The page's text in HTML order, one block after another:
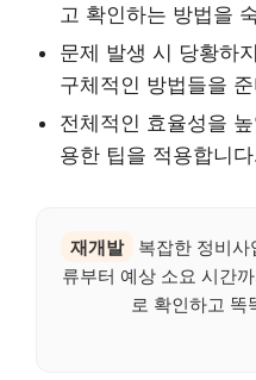
고 확인하는 방법을
문제 발생 시 당황하
구체적인 방법들을
전체적인 효율성을
용한 팁을 적용합니
재개발
복잡한 정비
류부터 예상 소요 시간
로 확인하고 똑